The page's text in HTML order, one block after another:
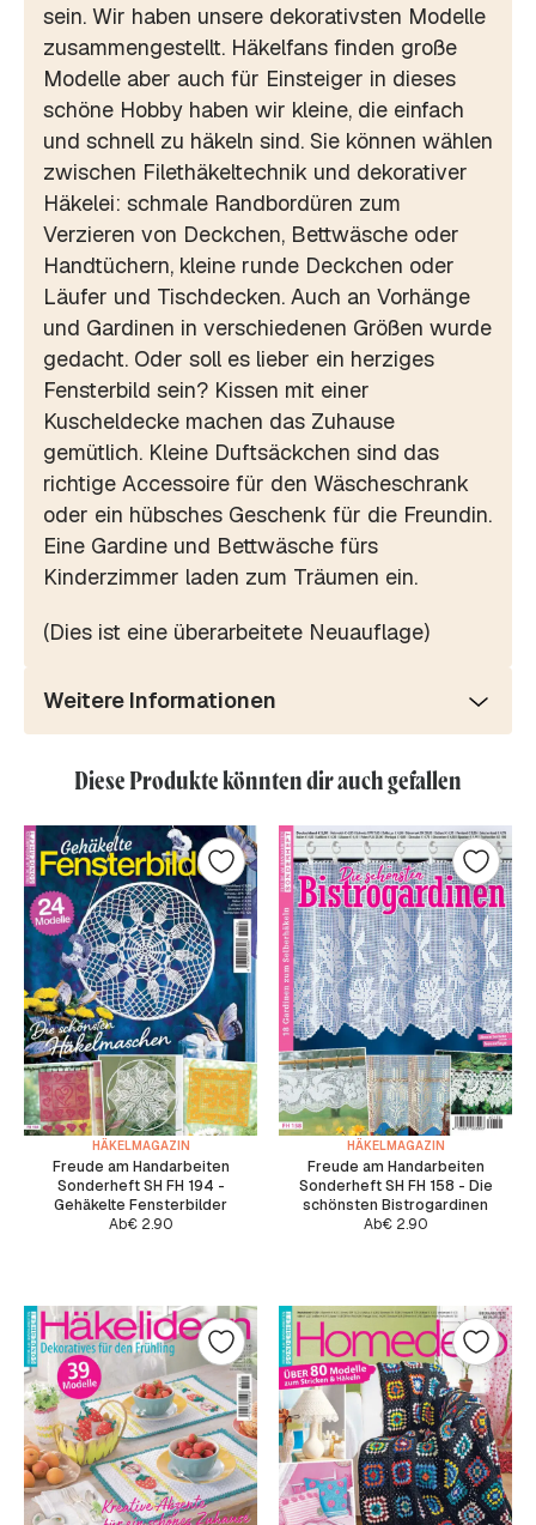
sein. Wir haben unsere dekorativsten Modelle
zusammengestellt. Häkelfans finden große
Modelle aber auch für Einsteiger in dieses
schöne Hobby haben wir kleine, die einfach
und schnell zu häkeln sind. Sie können wählen
zwischen Filethäkeltechnik und dekorativer
Häkelei: schmale Randbordüren zum
Verzieren von Deckchen, Bettwäsche oder
Handtüchern, kleine runde Deckchen oder
Läufer und Tischdecken. Auch an Vorhänge
und Gardinen in verschiedenen Größen wurde
gedacht. Oder soll es lieber ein herziges
Fensterbild sein? Kissen mit einer
Kuscheldecke machen das Zuhause
gemütlich. Kleine Duftsäckchen sind das
richtige Accessoire für den Wäscheschrank
oder ein hübsches Geschenk für die Freundin.
Eine Gardine und Bettwäsche fürs
Kinderzimmer laden zum Träumen ein.
(Dies ist eine überarbeitete Neuauflage)
Weitere Informationen
Diese Produkte könnten dir auch gefallen
HÄKELMAGAZIN
Freude am Handarbeiten
Sonderheft SH FH 194 -
Gehäkelte Fensterbilder
Ab€2.90
HÄKELMAGAZIN
Freude am Handarbeiten
Sonderheft SH FH 158 - Die
schönsten Bistrogardinen
Ab€2.90